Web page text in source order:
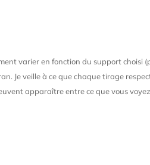
varier en fonction du support choisi
Je veille à ce que chaque tirage
apparaître entre ce que vous voyez